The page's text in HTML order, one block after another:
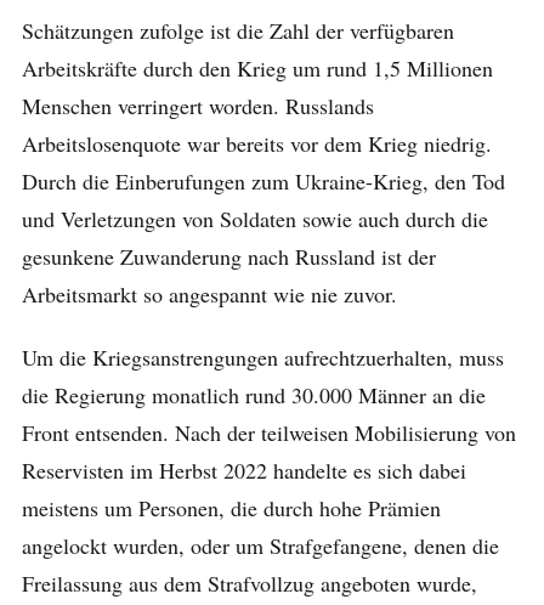
Schätzungen zufolge ist die Zahl der verfügbaren
Arbeitskräfte durch den Krieg um rund 1,5 Millionen
Menschen verringert worden. Russlands
Arbeitslosenquote war bereits vor dem Krieg niedrig.
Durch die Einberufungen zum Ukraine-Krieg, den Tod
und Verletzungen von Soldaten sowie auch durch die
gesunkene Zuwanderung nach Russland ist der
Arbeitsmarkt so angespannt wie nie zuvor.
Um die Kriegsanstrengungen aufrechtzuerhalten, muss
die Regierung monatlich rund 30.000 Männer an die
Front entsenden. Nach der teilweisen Mobilisierung von
Reservisten im Herbst 2022 handelte es sich dabei
meistens um Personen, die durch hohe Prämien
angelockt wurden, oder um Strafgefangene, denen die
Freilassung aus dem Strafvollzug angeboten wurde,